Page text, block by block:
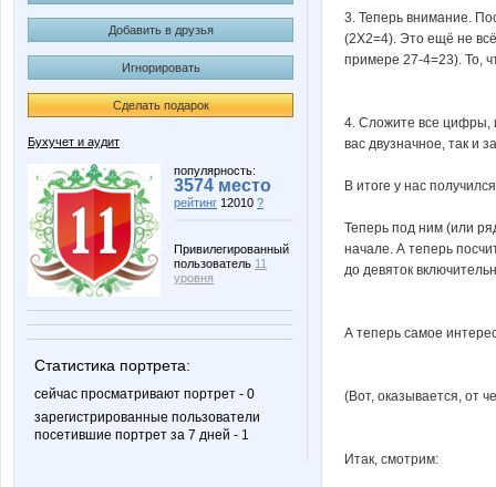
Добавить в друзья
Игнорировать
Сделать подарок
Бухучет и аудит
популярность:
3574 место
рейтинг 12010 ?
Привилегированный
пользователь 11
уровня
Статистика портрета:
сейчас просматривают портрет - 0
зарегистрированные пользователи
посетившие портрет за 7 дней - 1
3. Теперь внимание.
(2Х2=4). Это ещё не
примере 27-4=23). То,
4. Сложите все цифры,
вас двузначное, так и
В итоге у нас
Теперь под ним (или
начале. А теперь
до девяток
А теперь самое
(Вот, оказывается, от
Итак, смотрим: